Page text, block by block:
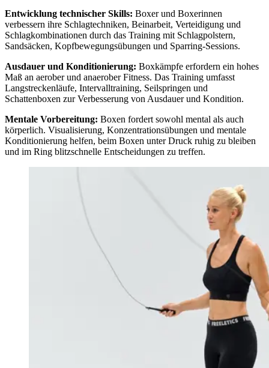
Entwicklung technischer Skills: Boxer und Boxerinnen
verbessern ihre Schlagtechniken, Beinarbeit, Verteidigung und
Schlagkombinationen durch das Training mit Schlagpolstern,
Sandsäcken, Kopfbewegungsübungen und Sparring-Sessions.
Ausdauer und Konditionierung: Boxkämpfe erfordern ein hohes
Maß an aerober und anaerober Fitness. Das Training umfasst
Langstreckenläufe, Intervalltraining, Seilspringen und
Schattenboxen zur Verbesserung von Ausdauer und Kondition.
Mentale Vorbereitung: Boxen fordert sowohl mental als auch
körperlich. Visualisierung, Konzentrationsübungen und mentale
Konditionierung helfen, beim Boxen unter Druck ruhig zu bleiben
und im Ring blitzschnelle Entscheidungen zu treffen.